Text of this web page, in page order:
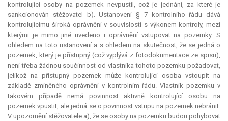
kontrolující osoby na pozemek nevpustil, což je jednání, za které je
sankcionován stěžovatel b). Ustanovení § 7 kontrolního řádu dává
kontrolujícímu široká oprávnění v souvislosti s výkonem kontroly, mezi
kterými je mimo jiné uvedeno i oprávnění vstupovat na pozemky. S
ohledem na toto ustanovení a s ohledem na skutečnost, že se jedná o
pozemek, který je přístupný (což vyplývá z fotodokumentace ze spisu),
není třeba žádnou součinnost od vlastníka tohoto pozemku požadovat,
jelikož na přístupný pozemek může kontrolující osoba vstoupit na
základě zmíněného oprávnění v kontrolním řádu. Vlastník pozemku v
takovém případě nemá povinnost aktivně kontrolující osobu na
pozemek vpustit, ale jedná se o povinnost vstupu na pozemek nebránit.
V upozornění stěžovatele a), že se osoby na pozemku budou pohybovat